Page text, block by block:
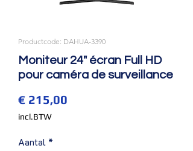
Productcode: DAHUA-3390
Moniteur 24" écran Full HD
pour caméra de surveillance
€ 215,00
incl.BTW
Aantal *